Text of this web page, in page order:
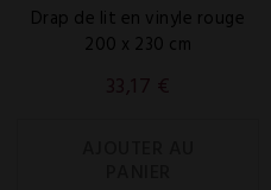
Drap de lit en vinyle rouge
200 x 230 cm